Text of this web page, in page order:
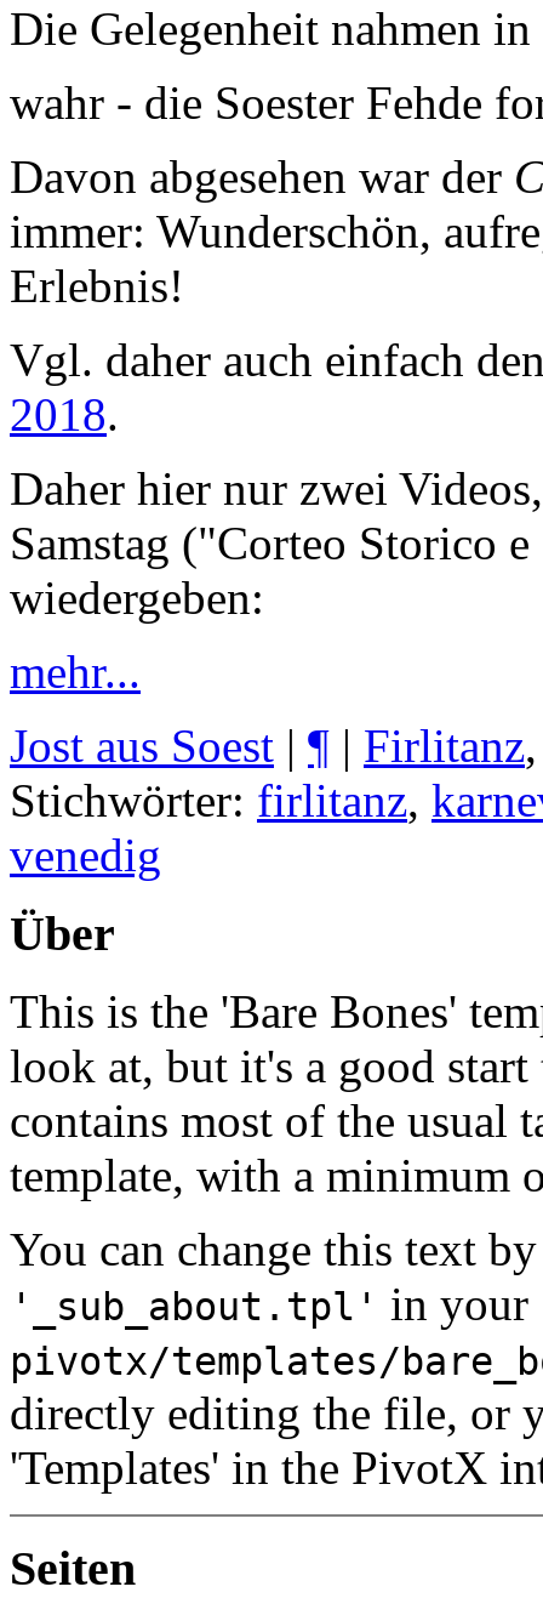
Die Gelegenheit nahmen
wahr - die Soester Fehde
Davon abgesehen war der
immer: Wunderschön,
Erlebnis!
Vgl. daher auch einfach
2018.
Daher hier nur zwei
Samstag ("Corteo Storico
wiedergeben:
mehr...
Jost aus Soest | ¶ | Firlitanz
Stichwörter: firlitanz,
venedig
Über
This is the 'Bare Bones'
look at, but it's a good
contains most of the usual
template, with a minimum
You can change this text
'_sub_about.tpl' in your
pivotx/templates/
directly editing the file, or
'Templates' in the PivotX
Seiten